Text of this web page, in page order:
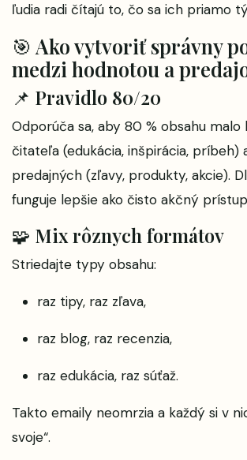
ľudia radi čítajú to, čo sa ich priamo
🎯 Ako vytvoriť správny
medzi hodnotou a
📌 Pravidlo 80/20
Odporúča sa, aby 80 % obsahu
čitateľa (edukácia, inšpirácia, príbeh)
predajných (zľavy, produkty, akcie).
funguje lepšie ako čisto akčný
🧩 Mix rôznych formátov
Striedajte typy obsahu:
raz tipy, raz zľava,
raz blog, raz recenzia,
raz edukácia, raz súťaž.
Takto emaily neomrzia a každý si v
svoje“.